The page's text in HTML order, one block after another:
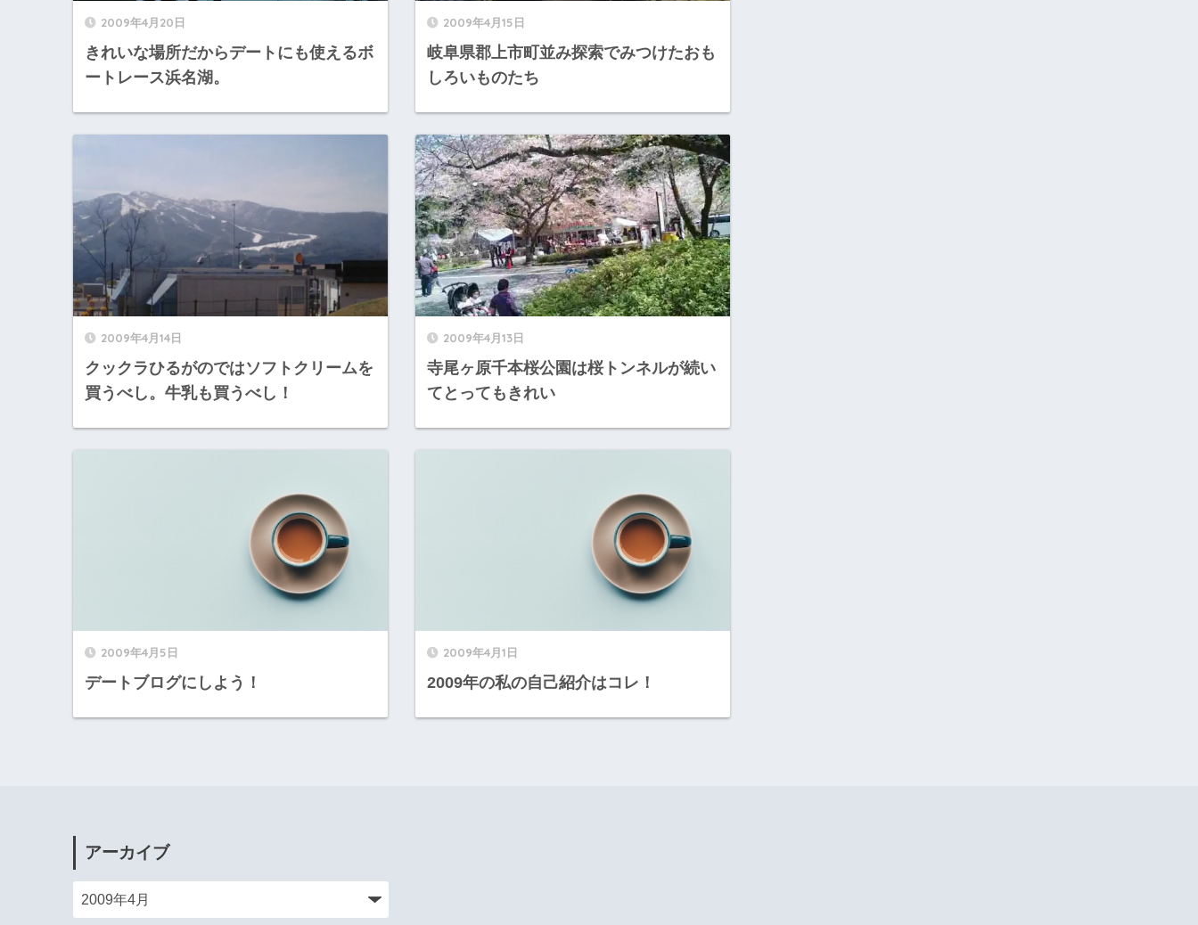
2009年4月20日
きれいな場所だからデートにも使えるボ
ートレース浜名湖。
2009年4月15日
岐阜県郡上市町並み探索でみつけたおも
しろいものたち
2009年4月14日
クックラひるがのではソフトクリームを
買うべし。牛乳も買うべし！
2009年4月13日
寺尾ヶ原千本桜公園は桜トンネルが続い
てとってもきれい
2009年4月5日
デートブログにしよう！
2009年4月1日
2009年の私の自己紹介はコレ！
アーカイブ